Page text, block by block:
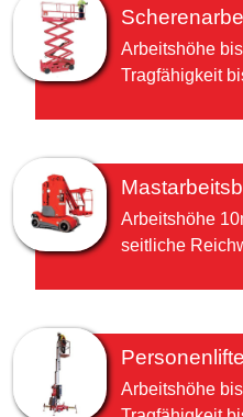
Arbeitshöhe
Tragfähigkeit
Arbeitshöhe
seitliche
Personenlifte
Arbeitshöhe